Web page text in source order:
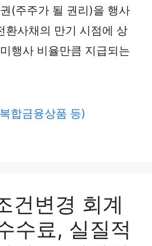
(주주가 될 권리)을 행사
환사채의 만기 시점에 상
행사 비율만큼 지급되는
합금융상품 등)
건변경 회계
수료, 실질적